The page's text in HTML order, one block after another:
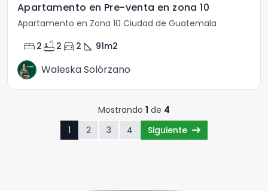
Apartamento en Pre-venta en zona 10
Apartamento en Zona 10 Ciudad de Guatemala
bed 2 bathtub 2 directions_car 2 square_foot 91m2
Waleska Solórzano
Mostrando 1 de 4
1
2 3 4 Siguiente